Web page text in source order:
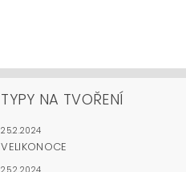
TYPY NA TVOŘENÍ
25.2.2024
VELIKONOCE